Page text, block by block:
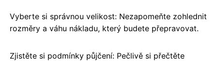
Vyberte si správnou velikost: Nezapomeňte zohlednit
rozměry a váhu nákladu, který budete přepravovat.
Zjistěte si podmínky půjčení: Pečlivě si přečtěte